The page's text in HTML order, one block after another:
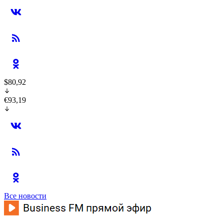
$80,92
€93,19
Все новости